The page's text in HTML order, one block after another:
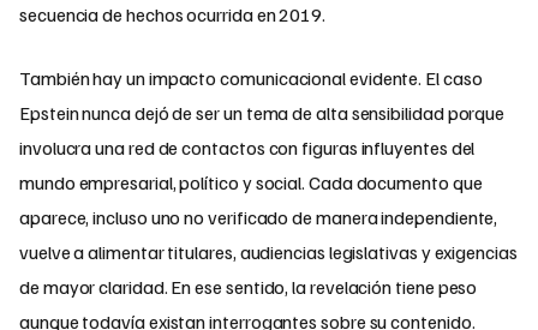
secuencia de hechos ocurrida en 2019.
También hay un impacto comunicacional evidente. El caso
Epstein nunca dejó de ser un tema de alta sensibilidad porque
involucra una red de contactos con figuras influyentes del
mundo empresarial, político y social. Cada documento que
aparece, incluso uno no verificado de manera independiente,
vuelve a alimentar titulares, audiencias legislativas y exigencias
de mayor claridad. En ese sentido, la revelación tiene peso
aunque todavía existan interrogantes sobre su contenido.